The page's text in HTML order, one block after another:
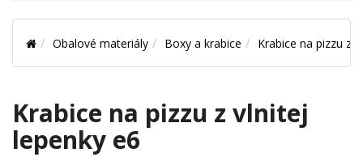
V
KATEGÓRIÁCH
Obalové materiály Boxy a krabice Krabice na pizzu z
Krabice na pizzu z vlnitej
lepenky e6